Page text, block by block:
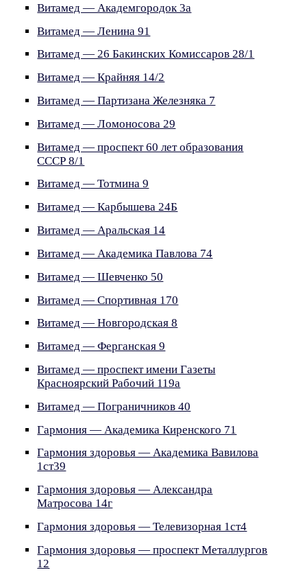
Витамед — Академгородок 3а
Витамед — Ленина 91
Витамед — 26 Бакинских Комиссаров 28/1
Витамед — Крайняя 14/2
Витамед — Партизана Железняка 7
Витамед — Ломоносова 29
Витамед — проспект 60 лет образования
СССР 8/1
Витамед — Тотмина 9
Витамед — Карбышева 24Б
Витамед — Аральская 14
Витамед — Академика Павлова 74
Витамед — Шевченко 50
Витамед — Спортивная 170
Витамед — Новгородская 8
Витамед — Ферганская 9
Витамед — проспект имени Газеты
Красноярский Рабочий 119а
Витамед — Пограничников 40
Гармония — Академика Киренского 71
Гармония здоровья — Академика Вавилова
1ст39
Гармония здоровья — Александра
Матросова 14г
Гармония здоровья — Телевизорная 1ст4
Гармония здоровья — проспект Металлургов
12